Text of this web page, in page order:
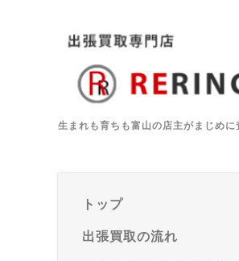
生まれも育ちも富山の店主がまじめに
トップ
出張買取の流れ